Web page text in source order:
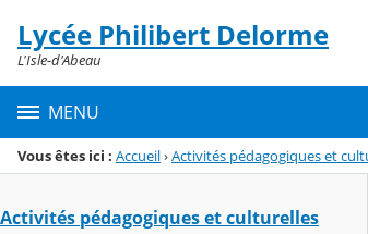
Menu de la rubrique
Contenu
Lycée Philibert Delorme
L'Isle-d'Abeau
MENU
Vous êtes ici : Accueil›Activités pédagogiques et
Activités pédagogiques et culturelles